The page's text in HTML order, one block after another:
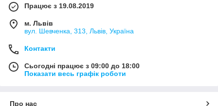
Працює з 19.08.2019
м. Львів
вул. Шевченка, 313, Львів, Україна
Контакти
Сьогодні працює з 09:00 до 18:00
Показати весь графік роботи
Про нас